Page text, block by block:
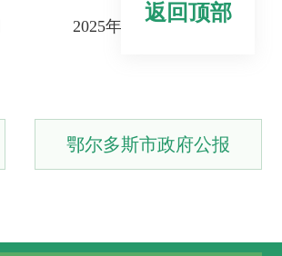
2025年 第一期
鄂尔多斯市政府公报
返回顶部